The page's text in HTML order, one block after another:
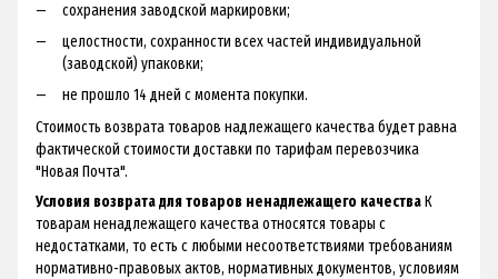
сохранения заводской маркировки;
целостности, сохранности всех частей индивидуальной
(заводской) упаковки;
не прошло 14 дней с момента покупки.
Стоимость возврата товаров надлежащего качества будет равна
фактической стоимости доставки по тарифам перевозчика
"Новая Почта".
Условия возврата для товаров ненадлежащего качестваК
товарам ненадлежащего качества относятся товары с
недостатками, то есть с любыми несоответствиями требованиям
нормативно-правовых актов, нормативных документов, условиям